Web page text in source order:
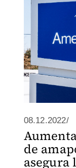
08.12.2022/
de
asegura